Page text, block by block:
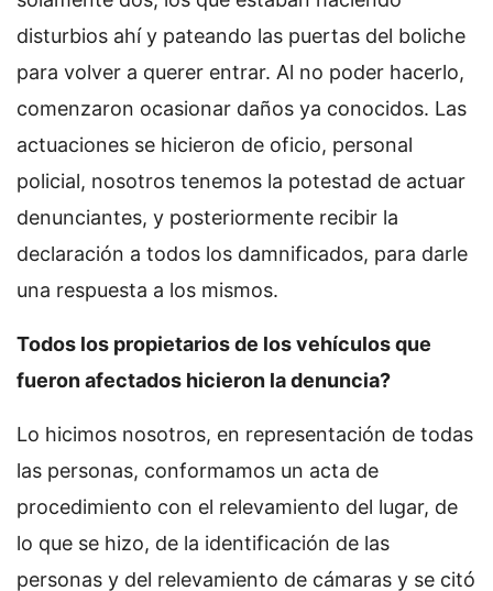
disturbios ahí y pateando las puertas del boliche
para volver a querer entrar. Al no poder hacerlo,
comenzaron ocasionar daños ya conocidos. Las
actuaciones se hicieron de oficio, personal
policial, nosotros tenemos la potestad de actuar
denunciantes, y posteriormente recibir la
declaración a todos los damnificados, para darle
una respuesta a los mismos.
Todos los propietarios de los vehículos que
fueron afectados hicieron la denuncia?
Lo hicimos nosotros, en representación de todas
las personas, conformamos un acta de
procedimiento con el relevamiento del lugar, de
lo que se hizo, de la identificación de las
personas y del relevamiento de cámaras y se citó